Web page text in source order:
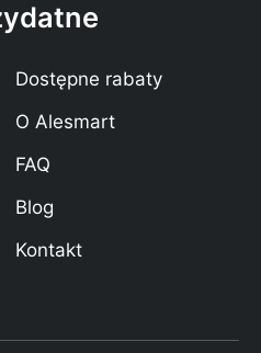
Dostępne rabaty
O Alesmart
FAQ
Blog
Kontakt